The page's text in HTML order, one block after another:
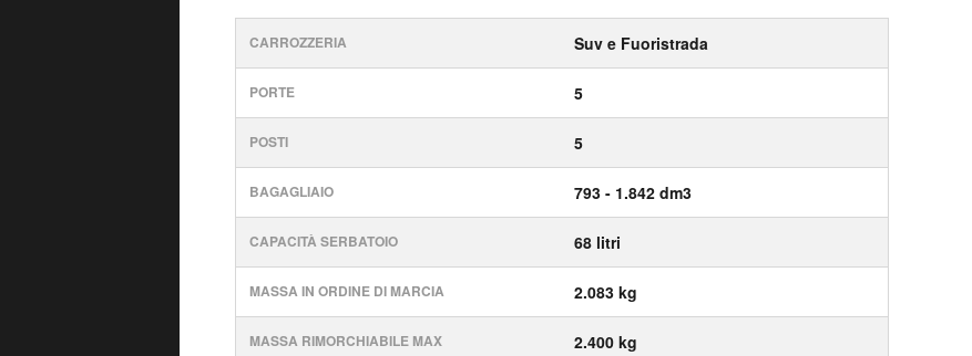
CARROZZERIA Suv e Fuoristrada
PORTE 5
POSTI 5
BAGAGLIAIO 793 - 1.842 dm3
CAPACITÀ SERBATOIO 68 litri
MASSA IN ORDINE DI MARCIA 2.083 kg
MASSA RIMORCHIABILE MAX 2.400 kg